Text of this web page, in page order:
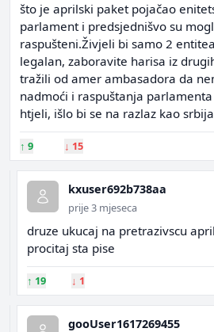
što je aprilski paket pojačao
parlament i predsjednišvo su
raspušteni.Živjeli bi samo 2
legalan, zaboravite harisa iz
tražili od amer ambasadora da
nadmoći i raspuštanja
htjeli, išlo bi se na razlaz kao
↑ 9 ↓ 15
kxuser692b738aa
prije 3 mjeseca
druze ukucaj na pretrazivscu
procitaj sta pise
↑ 19 ↓ 1
gooUser1617269455